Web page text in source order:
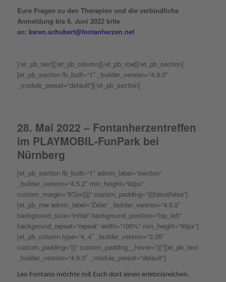
Eure Fragen zu den Therapien und die verbindliche
Anmeldung bis 6. Juni 2022 bitte
an: karen.schubert@fontanherzen.net
[/et_pb_text][/et_pb_column][/et_pb_row][/et_pb_section]
[et_pb_section fb_built=“1″ _builder_version=“4.9.0″
_module_preset=“default“][/et_pb_section]
28. Mai 2022 – Fontanherzentreffen
im PLAYMOBIL-FunPark bei
Nürnberg
[et_pb_section fb_built=“1″ admin_label=“section“
_builder_version=“4.5.2″ min_height=“92px“
custom_margin=“87px|||||“ custom_padding=“||||false|false“]
[et_pb_row admin_label=“Zeile“ _builder_version=“4.5.2″
background_size=“initial“ background_position=“top_left“
background_repeat=“repeat“ width=“100%“ min_height=“60px“]
[et_pb_column type=“4_4″ _builder_version=“3.25″
custom_padding=“|||“ custom_padding__hover=“|||“][et_pb_text
_builder_version=“4.9.0″ _module_preset=“default“]
Leo Fontano möchte mit Euch dort einen erlebnisreichen,